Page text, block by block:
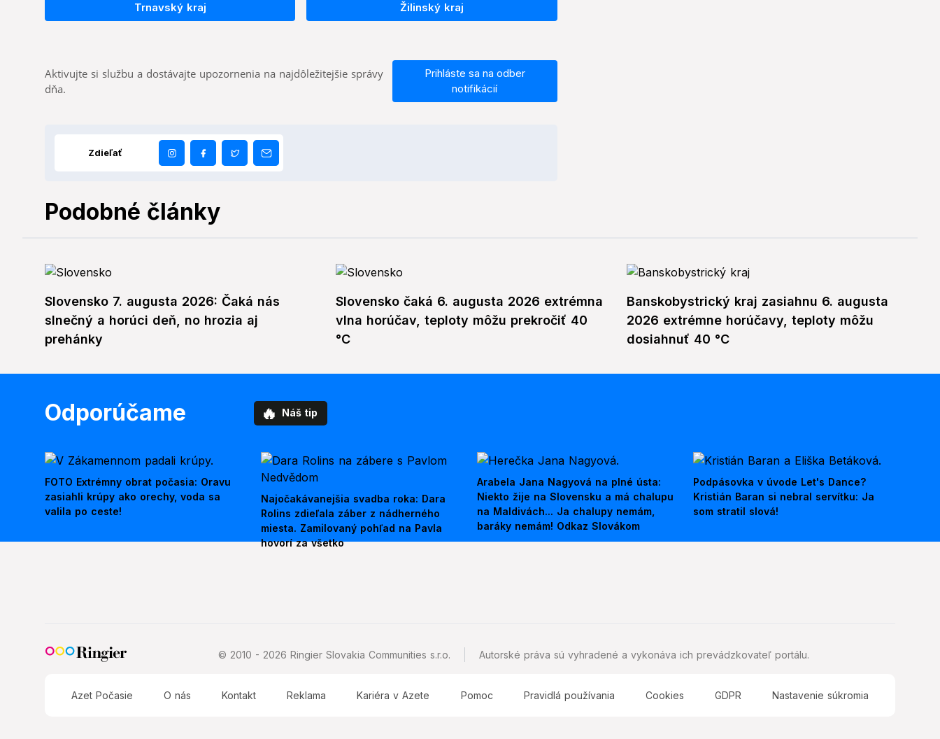
Trnavský kraj Žilinský kraj
Aktivujte si službu a dostávajte upozornenia na najdôležitejšie správy
dňa.
Prihláste sa na odber
notifikácií
Zdieľať
Podobné články
Slovensko 7. augusta 2026: Čaká nás
slnečný a horúci deň, no hrozia aj
prehánky
Slovensko čaká 6. augusta 2026 extrémna
vlna horúčav, teploty môžu prekročiť 40
°C
Banskobystrický kraj zasiahnu 6. augusta
2026 extrémne horúčavy, teploty môžu
dosiahnuť 40 °C
Odporúčame 🔥 Náš tip
FOTO Extrémny obrat počasia: Oravu
zasiahli krúpy ako orechy, voda sa
valila po ceste!
Najočakávanejšia svadba roka: Dara
Rolins zdieľala záber z nádherného
miesta. Zamilovaný pohľad na Pavla
hovorí za všetko
Arabela Jana Nagyová na plné ústa:
Niekto žije na Slovensku a má chalupu
na Maldivách... Ja chalupy nemám,
baráky nemám! Odkaz Slovákom
Podpásovka v úvode Let's Dance?
Kristián Baran si nebral servítku: Ja
som stratil slová!
© 2010 - 2026 Ringier Slovakia Communities s.r.o. Autorské práva sú vyhradené a vykonáva ich prevádzkovateľ portálu.
Azet Počasie O nás Kontakt Reklama Kariéra v Azete Pomoc Pravidlá používania Cookies GDPR Nastavenie súkromia